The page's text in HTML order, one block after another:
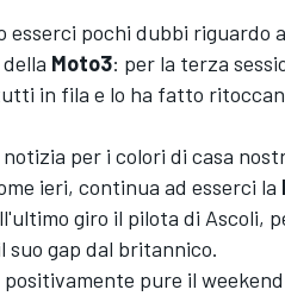
esserci pochi dubbi riguardo
della Moto3: per la terza
in fila e lo ha fatto
per i colori di casa
ieri, continua ad esserci la
giro il pilota di Ascoli,
suo gap dal britannico.
positivamente pure il